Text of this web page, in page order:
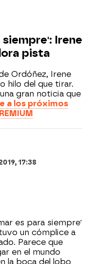
Irene
pista
Ordóñez, Irene
hilo del que tirar.
gran noticia que
a los próximos
17:38
es para siempre'
un cómplice a
Parece que
en el mundo
la boca del lobo